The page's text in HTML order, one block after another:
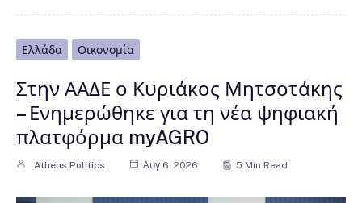
Ελλάδα Οικονομία
Στην ΑΑΔΕ ο Κυριάκος Μητσοτάκης
– Ενημερώθηκε για τη νέα ψηφιακή
πλατφόρμα myAGRO
Athens Politics Αυγ 6, 2026 5 Min Read